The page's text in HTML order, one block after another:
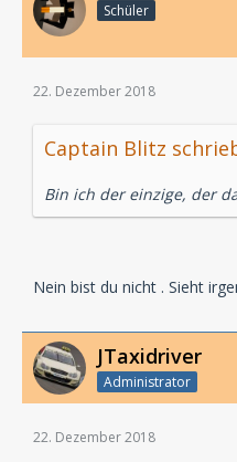
Schüler
22. Dezember 2018
Captain Blitz
Bin ich der einzige, der
Nein bist du nicht . Sieht
JTaxidriver
Administrator
22. Dezember 2018